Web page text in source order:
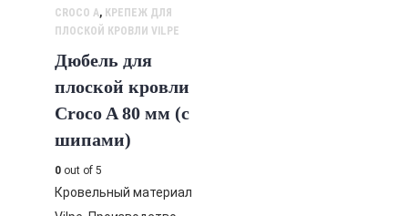
CROCO A, КРЕПЕЖ ДЛЯ
ПЛОСКОЙ КРОВЛИ VILPE
Дюбель для
плоской кровли
Croco A 80 мм (с
шипами)
0 out of 5
Кровельный материал